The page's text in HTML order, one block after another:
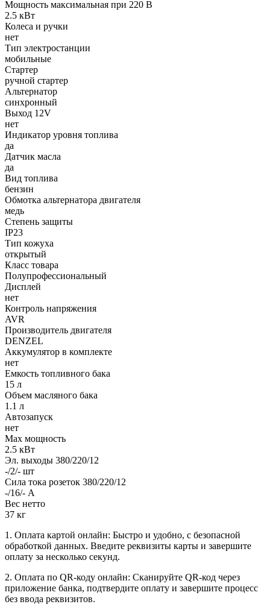
Мощность максимальная при 220 В
2.5 кВт
Колеса и ручки
нет
Тип электростанции
мобильные
Стартер
ручной стартер
Альтернатор
синхронный
Выход 12V
нет
Индикатор уровня топлива
да
Датчик масла
да
Вид топлива
бензин
Обмотка альтернатора двигателя
медь
Степень защиты
IP23
Тип кожуха
открытый
Класс товара
Полупрофессиональный
Дисплей
нет
Контроль напряжения
AVR
Производитель двигателя
DENZEL
Аккумулятор в комплекте
нет
Емкость топливного бака
15 л
Объем масляного бака
1.1 л
Автозапуск
нет
Max мощность
2.5 кВт
Эл. выходы 380/220/12
-/2/- шт
Сила тока розеток 380/220/12
-/16/- А
Вес нетто
37 кг
1. Оплата картой онлайн: Быстро и удобно, с безопасной
обработкой данных. Введите реквизиты карты и завершите
оплату за несколько секунд.
2. Оплата по QR-коду онлайн: Сканируйте QR-код через
приложение банка, подтвердите оплату и завершите процесс
без ввода реквизитов.